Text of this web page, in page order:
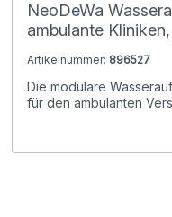
NeoDeWa
ambulante
Auffangwannen
Artikelnummer: 896527
Die modulare
für den ambulanten